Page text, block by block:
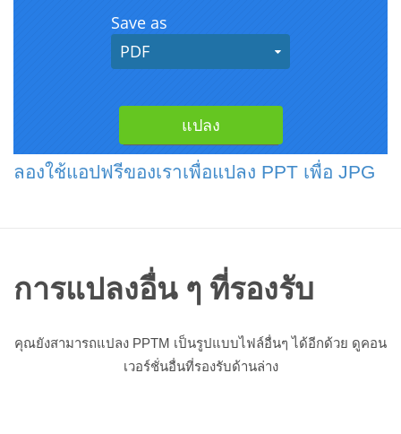
ลองใช้แอปฟรีของเราเพื่อแปลง PPT เพื่อ JPG
การแปลงอื่น ๆ ที่รองรับ
คุณยังสามารถแปลง PPTM เป็นรูปแบบไฟล์อื่นๆ ได้อีกด้วย ดูคอน
เวอร์ชั่นอื่นที่รองรับด้านล่าง